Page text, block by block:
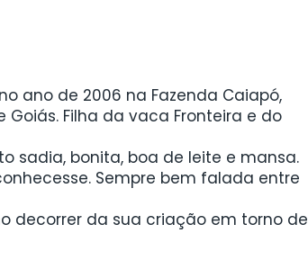
ano de 2006 na Fazenda Caiapó,
Filha da vaca Fronteira e do
sadia, bonita, boa de leite e mansa.
Sempre bem falada entre
decorrer da sua criação em torno de